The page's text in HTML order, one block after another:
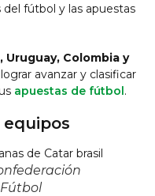
fútbol y las apuestas
Uruguay, Colombia y
avanzar y clasificar
apuestas de fútbol.